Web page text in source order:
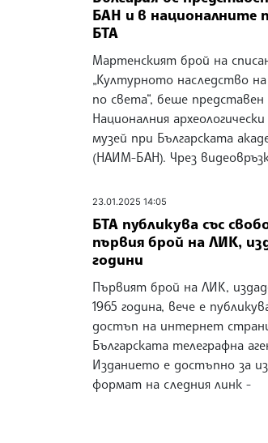
БАН и в националните
БТА
Мартенският брой на
„Културното наследство
по света“, беше представен
Националния
музей при Българската
(НАИМ-БАН). Чрез
23.01.2025 14:05
БТА публикува със
първия брой на ЛИК,
години
Първият брой на ЛИК,
1965 година, вече е
достъп на интернет
Българската телеграфна
Изданието е достъпно за
формат на следния линк -